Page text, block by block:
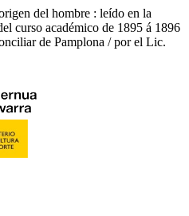
del hombre : leído en la
curso académico de 1895 á 1896
de Pamplona / por el Lic.